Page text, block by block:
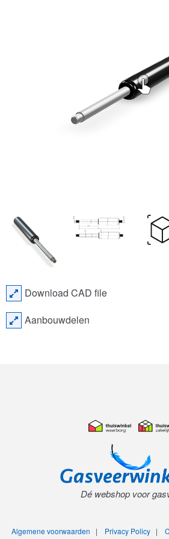
Download CAD file
Aanbouwdelen
Dé webshop voor
Algemene voorwaarden | Privacy Policy|